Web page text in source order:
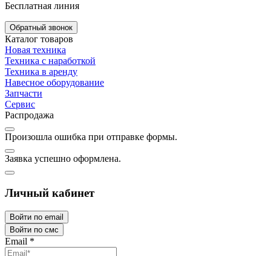
Бесплатная линия
Обратный звонок
Каталог товаров
Новая техника
Техника с наработкой
Техника в аренду
Навесное оборудование
Запчасти
Сервис
Распродажа
Произошла ошибка при отправке формы.
Заявка успешно оформлена.
Личный кабинет
Войти по email
Войти по смс
Email *